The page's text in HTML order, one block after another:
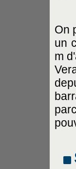
On
un
m